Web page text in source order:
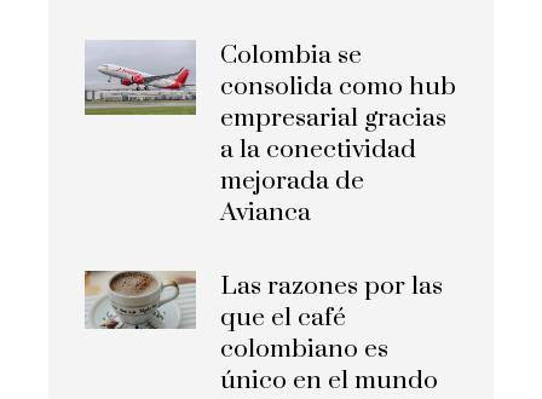
Colombia se
consolida como hub
empresarial gracias
a la conectividad
mejorada de
Avianca
Las razones por las
que el café
colombiano es
único en el mundo